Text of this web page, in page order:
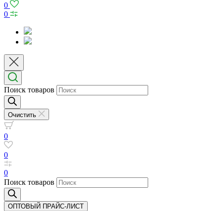
0
0
Поиск товаров
Очистить
0
0
0
Поиск товаров
ОПТОВЫЙ ПРАЙС-ЛИСТ